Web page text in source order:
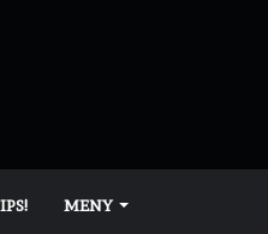
MENY